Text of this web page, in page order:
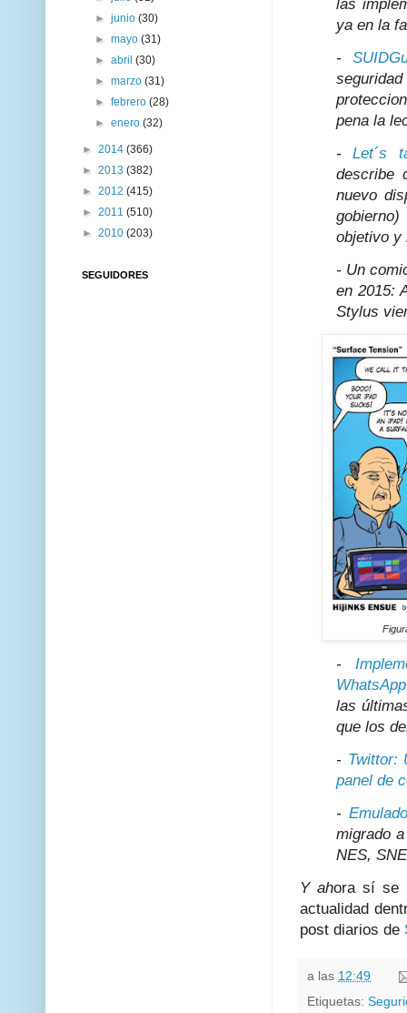
las
ya en la
-
pena la
-Let´s
describe
nuevo
objetivo y
- Un
en 2015:
Stylus
-
WhatsApp
las
que los
- Twittor:
panel de
-
migrado
NES,
Y ahora sí se
actualidad
post diarios de
a las 12:49
Etiquetas:
►junio(30)
►mayo(31)
►abril(30)
►marzo(31)
►febrero(28)
►enero(32)
► 2014 (366)
► 2013 (382)
► 2012 (415)
► 2011 (510)
► 2010 (203)
SEGUIDORES